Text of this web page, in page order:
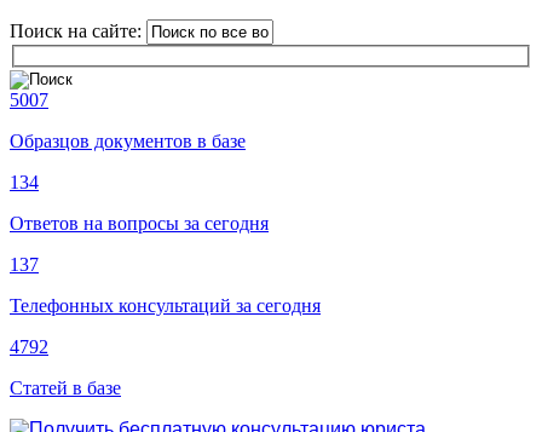
Поиск на сайте:
5007
Образцов документов в базе
134
Ответов на вопросы за сегодня
137
Телефонных консультаций за сегодня
4792
Статей в базе